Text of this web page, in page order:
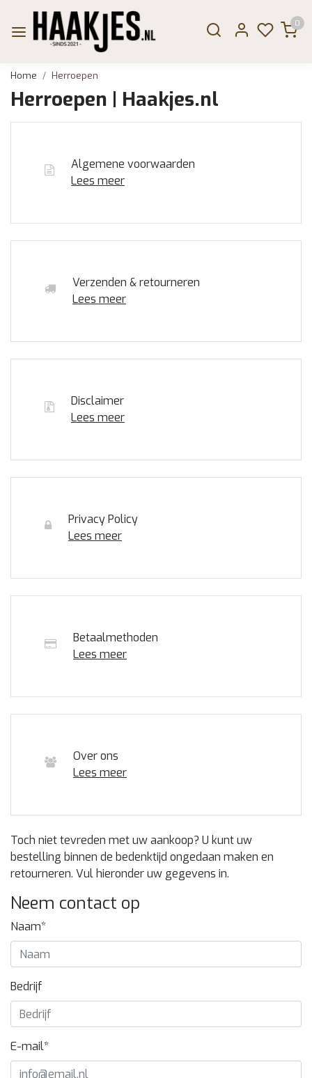
0
Home Herroepen
Herroepen | Haakjes.nl
Algemene voorwaarden
Lees meer
Verzenden & retourneren
Lees meer
Disclaimer
Lees meer
Privacy Policy
Lees meer
Betaalmethoden
Lees meer
Over ons
Lees meer
Toch niet tevreden met uw aankoop? U kunt uw
bestelling binnen de bedenktijd ongedaan maken en
retourneren. Vul hieronder uw gegevens in.
Neem contact op
Naam*
Bedrijf
E-mail*